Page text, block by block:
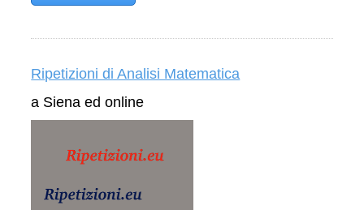
Ripetizioni di Analisi Matematica
a Siena ed online